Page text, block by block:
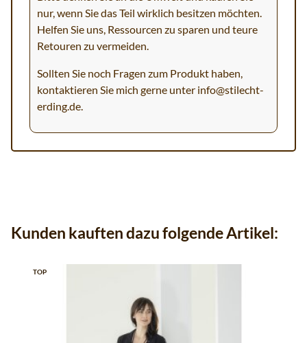
nur, wenn Sie das Teil wirklich besitzen möchten.
Helfen Sie uns, Ressourcen zu sparen und teure
Retouren zu vermeiden.
Sollten Sie noch Fragen zum Produkt haben,
kontaktieren Sie mich gerne unter info@stilecht-
erding.de.
Kunden kauften dazu folgende Artikel:
TOP